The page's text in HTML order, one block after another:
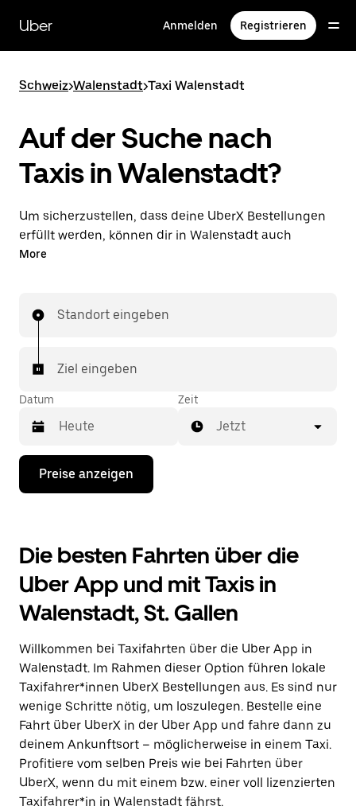
zum
Hauptinhalt
Uber Anmelden Registrieren
Schweiz>Walenstadt>Taxi Walenstadt
Auf der Suche nach
Taxis in Walenstadt?
Um sicherzustellen, dass deine UberX Bestellungen
erfüllt werden, können dir in Walenstadt auch
lizenzierte Taxifahrer*innen zugewiesen werden. In
Preise, die du von UberX kennst, während du mit
In einigen Städten der Schweiz kannst du in der
Uber App gezielt ein Taxi bestellen, wenn du sicher
sein möchtest, dass dir ein Taxi für deine Fahrt
zugewiesen wird.
More
Standort eingeben
Ziel eingeben
Datum
Drücke
Nach-
mit
dem
Kalender
zu
interagieren
und
Datum
auszuwählen.
Drücke
die
Escape-
Taste,
um
den
Kalender
zu
schließen.
Zeit
Jetzt
Preise anzeigen
Die besten Fahrten über die
Uber App und mit Taxis in
Walenstadt, St. Gallen
Willkommen bei Taxifahrten über die Uber App in
Walenstadt. Im Rahmen dieser Option führen lokale
Taxifahrer*innen UberX Bestellungen aus. Es sind nur
wenige Schritte nötig, um loszulegen. Bestelle eine
Fahrt über UberX in der Uber App und fahre dann zu
deinem Ankunftsort – möglicherweise in einem Taxi.
Profitiere vom selben Preis wie bei Fahrten über
UberX, wenn du mit einem bzw. einer voll lizenzierten
Taxifahrer*in in Walenstadt fährst.